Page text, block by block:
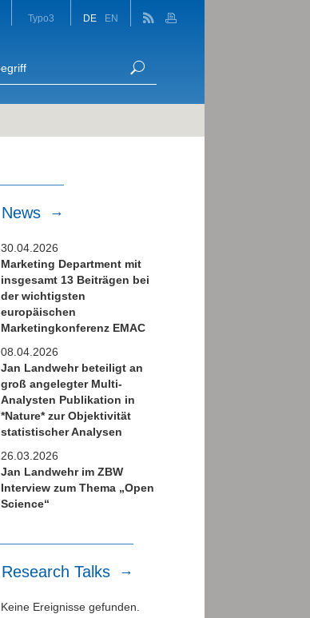
Typo3 DE EN
News
30.04.2026
Marketing Department mit
insgesamt 13 Beiträgen bei
der wichtigsten
europäischen
Marketingkonferenz EMAC
08.04.2026
Jan Landwehr beteiligt an
groß angelegter Multi-
Analysten Publikation in
*Nature* zur Objektivität
statistischer Analysen
26.03.2026
Jan Landwehr im ZBW
Interview zum Thema „Open
Science“
Research Talks
Keine Ereignisse gefunden.